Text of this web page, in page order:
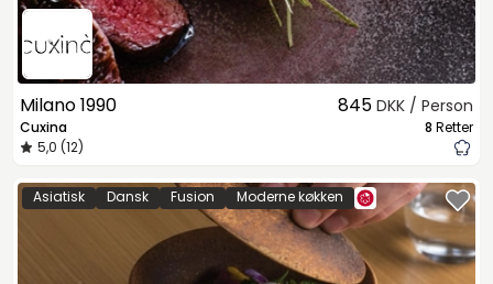
Milano 1990
Cuxina
5,0 (12)
845 DKK / Person
8 Retter
Asiatisk Dansk Fusion Moderne køkken